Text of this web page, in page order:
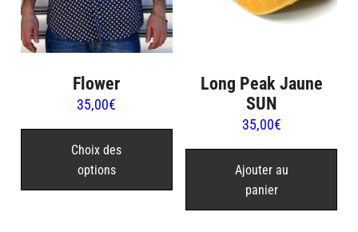
page
du
produit
Flower
35,00€
Choix des
options
Ce
produit
plusieurs
variations.
Long Peak Jaune
SUN
35,00€
Ajouter au
panier